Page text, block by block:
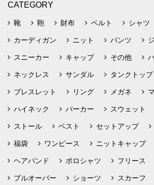
CATEGORY
靴 鞄 財布 ベルト シャツ
カーディガン ニット パンツ
スニーカー キャップ その他
ネックレス サンダル タンクトップ
ブレスレット リング メガネ
ハイネック パーカー スウェット
ストール ベスト セットアップ
福袋 ワンピース ニットキャップ
ヘアバンド ポロシャツ フリース
プルオーバー ショーツ スカーフ